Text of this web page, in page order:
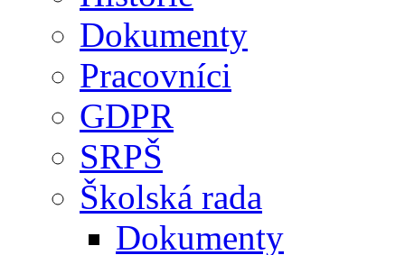
Dokumenty
Pracovníci
GDPR
SRPŠ
Školská rada
Dokumenty